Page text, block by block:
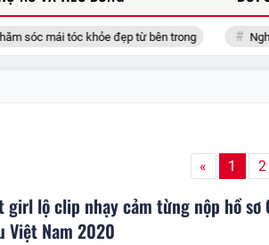
đẹp từ bên trong Nghỉ hưu tới ở với
« 1 2
girl lộ clip nhạy cảm từng nộp hồ sơ
Việt Nam 2020